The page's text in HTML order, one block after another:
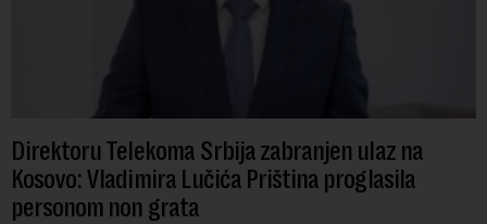
Direktoru Telekoma Srbija zabranjen ulaz na
Kosovo: Vladimira Lučića Priština proglasila
personom non grata